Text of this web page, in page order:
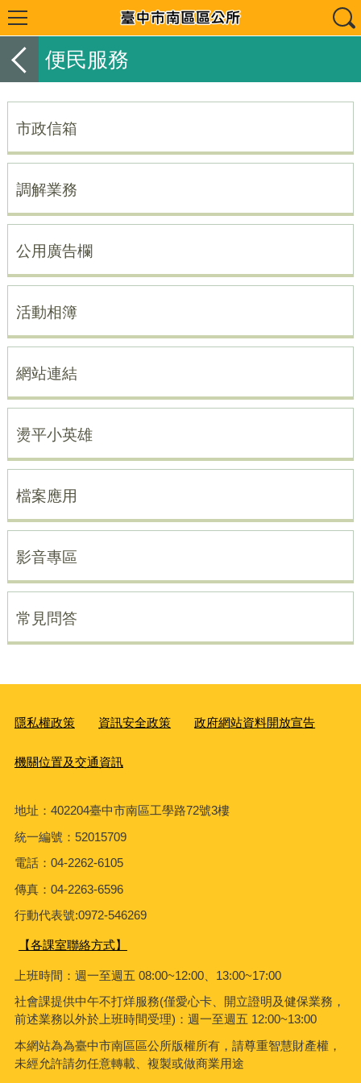
便民服務
市政信箱
調解業務
公用廣告欄
活動相簿
網站連結
燙平小英雄
檔案應用
影音專區
常見問答
隱私權政策 資訊安全政策 政府網站資料開放宣告
機關位置及交通資訊
地址：402204臺中市南區工學路72號3樓
統一編號：52015709
電話：04-2262-6105
傳真：04-2263-6596
行動代表號:0972-546269
【各課室聯絡方式】
上班時間：週一至週五 08:00~12:00、13:00~17:00
社會課提供中午不打烊服務(僅愛心卡、開立證明及健保業務，
前述業務以外於上班時間受理)：週一至週五 12:00~13:00
本網站為為臺中市南區區公所版權所有，請尊重智慧財產權，
未經允許請勿任意轉載、複製或做商業用途